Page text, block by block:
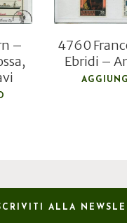
–
4760
Ebridi –
ALLA